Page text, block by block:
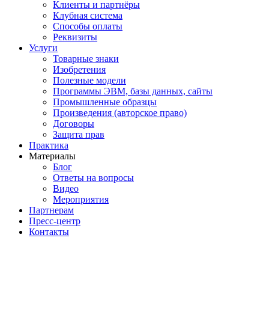
Клиенты и партнёры
Клубная система
Способы оплаты
Реквизиты
Услуги
Товарные знаки
Изобретения
Полезные модели
Программы ЭВМ, базы данных, сайты
Промышленные образцы
Произведения (авторское право)
Договоры
Защита прав
Практика
Материалы
Блог
Ответы на вопросы
Видео
Мероприятия
Партнерам
Пресс-центр
Контакты